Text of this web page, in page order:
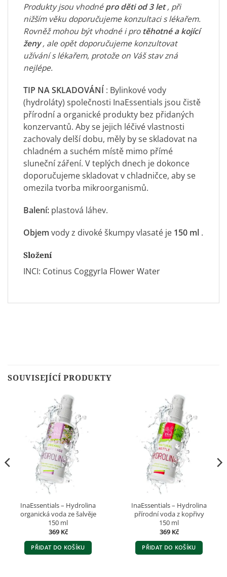
Produkty jsou vhodnépro děti od 3 let, při
nižším věku doporučujeme konzultaci s lékařem.
Rovněž mohou být vhodné i pro těhotné a kojící
ženy, ale opět doporučujeme konzultovat
užívání s lékařem, protože on Váš stav zná
nejlépe.
TIP NA SKLADOVÁNÍ : Bylinkové vody
(hydroláty) společnosti InaEssentials jsou čistě
přírodní a organické produkty bez přidaných
konzervantů. Aby se jejich léčivé vlastnosti
zachovaly delší dobu, měly by se skladovat na
chladném a suchém místě mimo přímé
sluneční záření. V teplých dnech je dokonce
doporučujeme skladovat v chladničce, aby se
omezila tvorba mikroorganismů.
Balení: plastová láhev.
Objem vody z divoké škumpy vlasaté je 150 ml .
Složení
INCI: Cotinus CoggyrIa Flower Water
SOUVISEJÍCÍ PRODUKTY
InaEssentials – Hydrolina
organická voda ze šalvěje
150 ml
369 Kč
PŘIDAT DO KOŠÍKU
InaEssentials – Hydrolina
přírodní voda z kopřivy
150 ml
369 Kč
PŘIDAT DO KOŠÍKU